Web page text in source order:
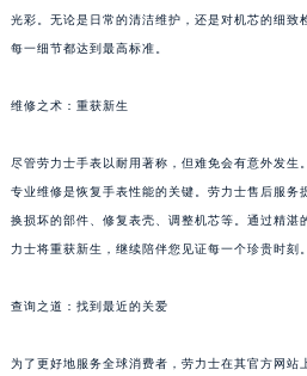
光彩。无论是日常的清洁维护，还是对机芯的细致
每一细节都达到最高标准。
维修之术：重获新生
尽管劳力士手表以耐用著称，但难免会有意外发生
专业维修是恢复手表性能的关键。劳力士售后服务
换损坏的部件、修复表壳、调整机芯等。通过精湛
力士将重获新生，继续陪伴您见证每一个珍贵时刻。
查询之道：找到最近的关爱
为了更好地服务全球消费者，劳力士在其官方网站